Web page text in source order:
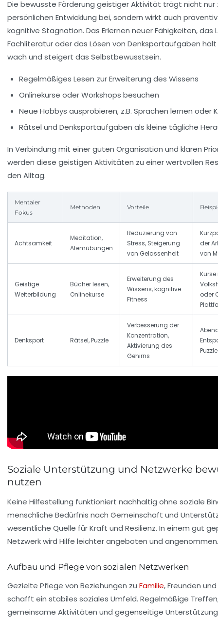
Die bewusste Förderung geistiger Aktivität trägt nicht nur
persönlichen Entwicklung bei, sondern wirkt auch
kognitive Stagnation. Das Erlernen neuer Fähigkeiten, das
Fachliteratur oder das Lösen von Denksportaufgaben
wach und steigert das Selbstbewusstsein.
Regelmäßiges Lesen zur Erweiterung des Wissens
Onlinekurse oder Workshops besuchen
Neue Hobbys ausprobieren, z.B. Sprachen lernen oder
Rätsel und Denksportaufgaben als kleine tägliche
In Verbindung mit einer guten Organisation und klaren
werden diese geistigen Aktivitäten zu einer wertvollen
den Alltag.
Mentaler
Fokus
Methoden Vorteile
Achtsamkeit
Meditation,
Atemübungen
Reduzierung von
Stress, Steigerung
von Gelassenheit
der
von
Geistige
Weiterbildung
Bücher lesen,
Onlinekurse
Erweiterung des
Wissens, kognitive
Fitness
Kurse
oder
Denksport Rätsel, Puzzle
Verbesserung der
Konzentration,
Aktivierung des
Gehirns
Soziale Unterstützung und Netzwerke
nutzen
Keine Hilfestellung funktioniert nachhaltig ohne soziale
menschliche Bedürfnis nach Gemeinschaft und
wesentliche Quelle für Kraft und Resilienz. In einem gut
Netzwerk wird Hilfe leichter angeboten und angenommen.
Aufbau und Pflege von sozialen Netzwerken
Gezielte Pflege von Beziehungen zu Familie, Freunden
schafft ein stabiles soziales Umfeld. Regelmäßige
gemeinsame Aktivitäten und gegenseitige